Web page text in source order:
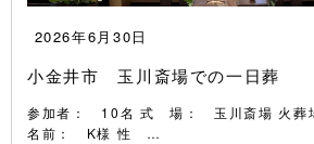
2026年6月30日
小金井市 玉川斎場での一日葬
参加者： 10名 式 場： 玉川斎場 火葬
名前： K様 性 …